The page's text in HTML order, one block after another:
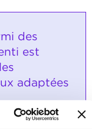
des
est
adaptées